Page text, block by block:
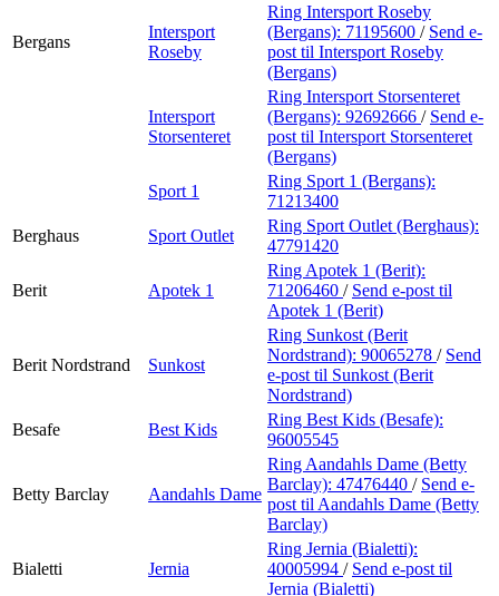
Bergans
Intersport
Roseby
Ring Intersport Roseby
(Bergans): 71195600 / Send e-
post til Intersport Roseby
(Bergans)
Intersport
Storsenteret
Ring Intersport Storsenteret
(Bergans): 92692666 / Send e-
post til Intersport Storsenteret
(Bergans)
Sport 1
Ring Sport 1 (Bergans):
71213400
Berghaus
Sport Outlet
Ring Sport Outlet (Berghaus):
47791420
Berit Apotek 1
Ring Apotek 1 (Berit):
71206460 / Send e-post til
Apotek 1 (Berit)
Berit Nordstrand Sunkost
Ring Sunkost (Berit
Nordstrand): 90065278 / Send
e-post til Sunkost (Berit
Nordstrand)
Besafe
Best Kids
Ring Best Kids (Besafe):
96005545
Betty Barclay Aandahls Dame
Ring Aandahls Dame (Betty
Barclay): 47476440 / Send e-
post til Aandahls Dame (Betty
Barclay)
Bialetti Jernia
Ring Jernia (Bialetti):
40005994 / Send e-post til
Jernia (Bialetti)